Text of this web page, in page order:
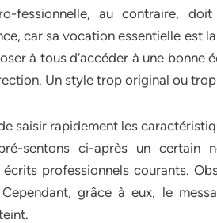
fessionnelle, au contraire,
car sa vocation essentielle est
à tous d’accéder à une bonne
Un style trop original ou
saisir rapidement les
sentons ci-après un certain
professionnels courants.
grâce à eux, le